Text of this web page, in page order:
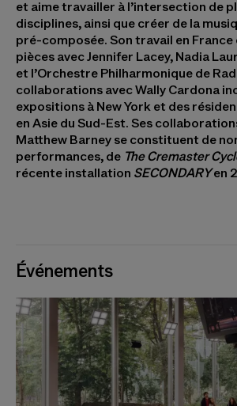
et aime travailler à l’intersection de
disciplines, ainsi que créer de la
pré-composée. Son travail en
pièces avec Jennifer Lacey, Nadia
et l’Orchestre Philharmonique de
collaborations avec Wally Cardona
expositions à New York et des
en Asie du Sud-Est. Ses
Matthew Barney se constituent de
performances, de The Cremaster
récente installation SECONDARYen
Événements